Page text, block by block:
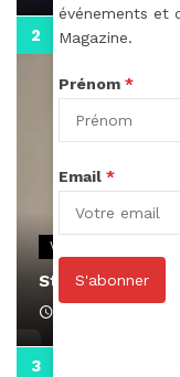
VIDEOS
Stacy passe un
événements et
Magazine.
Prénom *
Email *
S'abonner